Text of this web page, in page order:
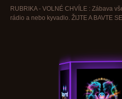
RUBRIKA - VOLNÉ CHVÍLE : Zábava
rádio a nebo kyvadlo. ŽIJTE A BAVTE